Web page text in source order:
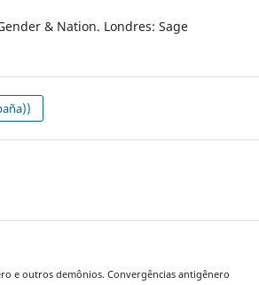
& Nation. Londres: Sage
e outros demônios. Convergências antigênero